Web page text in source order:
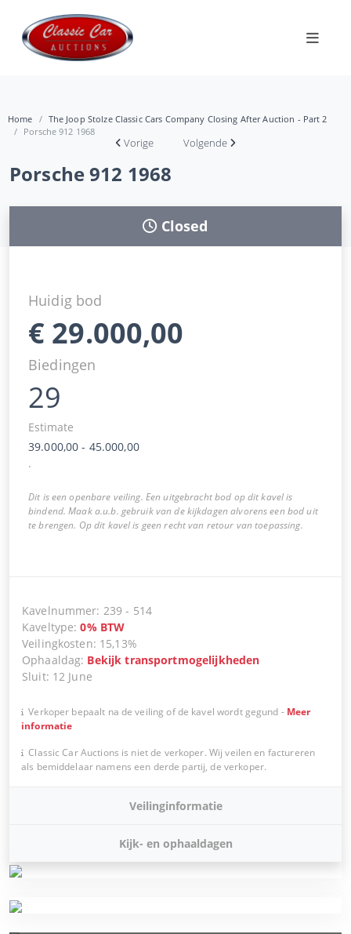
Home
The Joop Stolze Classic Cars Company Closing After Auction - Part 2
Porsche 912 1968
Vorige Volgende
Porsche 912 1968
Closed
Huidig bod
€ 29.000,00
Biedingen
29
Estimate
39.000,00 - 45.000,00
.
Dit is een openbare veiling. Een uitgebracht bod op dit kavel is
bindend. Maak a.u.b. gebruik van de kijkdagen alvorens een bod uit
te brengen. Op dit kavel is geen recht van retour van toepassing.
Kavelnummer: 239 - 514
Kaveltype:0% BTW
Veilingkosten: 15,13%
Ophaaldag: Bekijk transportmogelijkheden
Sluit: 12 June
Verkoper bepaalt na de veiling of de kavel wordt gegund - Meer
informatie
Classic Car Auctions is niet de verkoper. Wij veilen en factureren
als bemiddelaar namens een derde partij, de verkoper.
Veilinginformatie
Kijk- en ophaaldagen